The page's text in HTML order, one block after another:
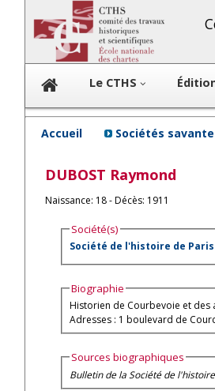
Le CTHS
Accueil Sociétés
DUBOST Raymond
Naissance: 18 - Décès: 1911
Société(s)
Société de l'histoire de
Biographie
Historien de Courbevoie et des
Adresses : 1 boulevard de
Sources biographiques
Bulletin de la Société de